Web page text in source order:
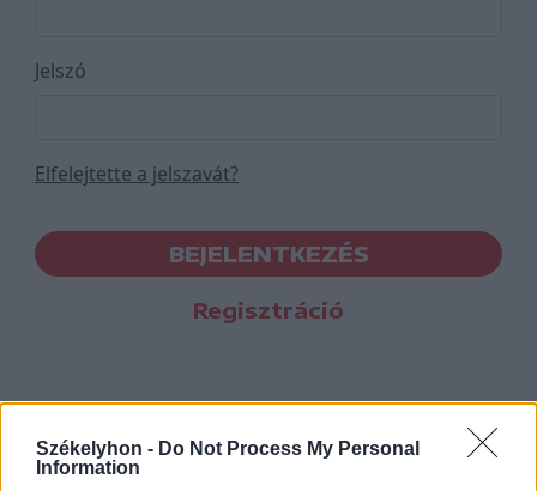
Székelyhon - Do Not Process My Personal
Information
Jelszó
Elfelejtette a jelszavát?
BEJELENTKEZÉS
Regisztráció